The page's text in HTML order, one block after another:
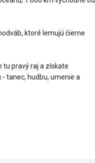
ktoré lemujú čierne
tu pravý raj a získate
tanec, hudbu, umenie a